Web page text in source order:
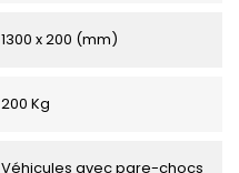
1300 x 200 (mm)
200 Kg
Véhicules avec pare-chocs